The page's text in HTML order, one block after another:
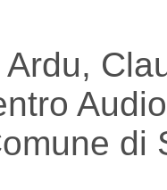
di